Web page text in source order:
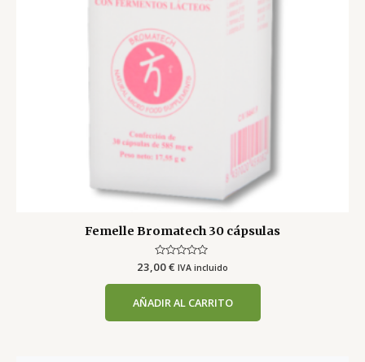
Femelle Bromatech 30 cápsulas
Valorado
con
0
5
23,00€ IVA incluido
AÑADIR AL CARRITO